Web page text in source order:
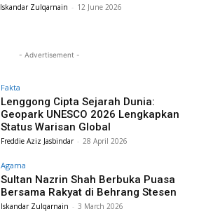
Iskandar Zulqarnain - 12 June 2026
- Advertisement -
Fakta
Lenggong Cipta Sejarah Dunia:
Geopark UNESCO 2026 Lengkapkan
Status Warisan Global
Freddie Aziz Jasbindar - 28 April 2026
Agama
Sultan Nazrin Shah Berbuka Puasa
Bersama Rakyat di Behrang Stesen
Iskandar Zulqarnain - 3 March 2026